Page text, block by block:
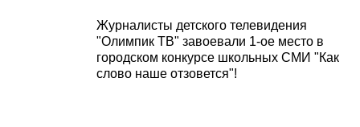
Журналисты детского телевидения
"Олимпик ТВ" завоевали 1-ое место в
городском конкурсе школьных СМИ "Как
слово наше отзовется"!